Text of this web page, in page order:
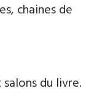
chaines de
du livre.